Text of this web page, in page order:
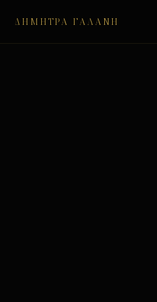
ΔΉΜΗΤΡΑ ΓΑΛΆΝΗ